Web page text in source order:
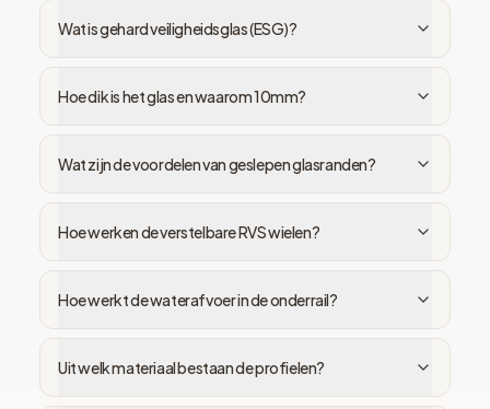
Wat is gehard veiligheidsglas (ESG)?
Hoe dik is het glas en waarom 10mm?
Wat zijn de voordelen van geslepen glasranden?
Hoe werken de verstelbare RVS wielen?
Hoe werkt de waterafvoer in de onderrail?
Uit welk materiaal bestaan de profielen?